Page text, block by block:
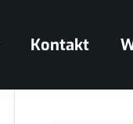
Kontakt